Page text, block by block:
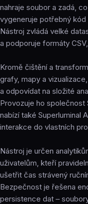
nahraje soubor a zadá,
vygeneruje potřebný
Nástroj zvládá velké
a podporuje formáty
Kromě čištění a
grafy, mapy a
a odpovídat na složité
Provozuje ho společnost
nabízí také Superluminal
interakce do vlastních
Nástroj je určen
uživatelům, kteří
ušetřit čas strávený
Bezpečnost je řešena
persistence dat –